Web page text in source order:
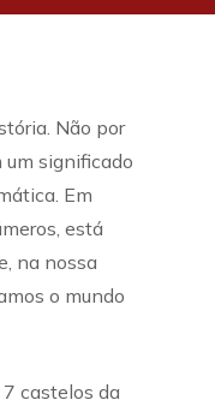
Não por
um significado
Em
está
na nossa
o mundo
castelos da